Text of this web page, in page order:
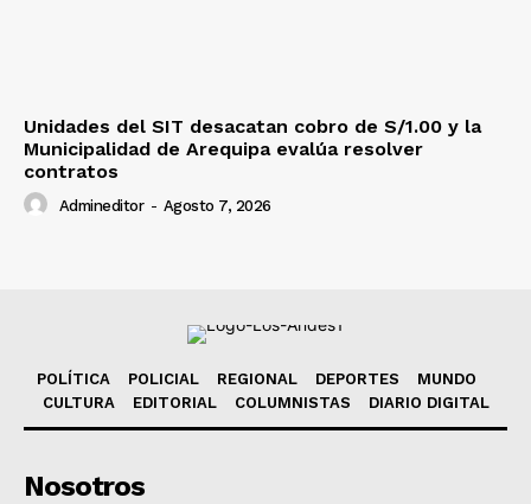
Unidades del SIT desacatan cobro de S/1.00 y la
Municipalidad de Arequipa evalúa resolver
contratos
Admineditor - Agosto 7, 2026
POLÍTICA POLICIAL REGIONAL DEPORTES
MUNDO
CULTURA
EDITORIAL COLUMNISTAS DIARIO DIGITAL
Nosotros